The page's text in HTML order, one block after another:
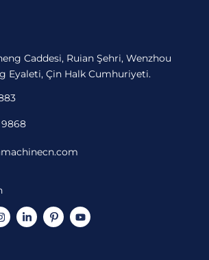
Caddesi, Ruian Şehri, Wenzhou
Eyaleti, Çin Halk Cumhuriyeti.
9868
L
i
S
i
Y
o